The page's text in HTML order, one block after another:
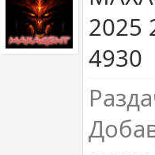
2025
4930